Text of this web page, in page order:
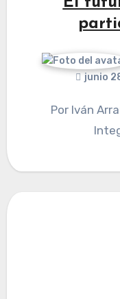
junio
Por Iván Arrazola Cortés. Publicado en